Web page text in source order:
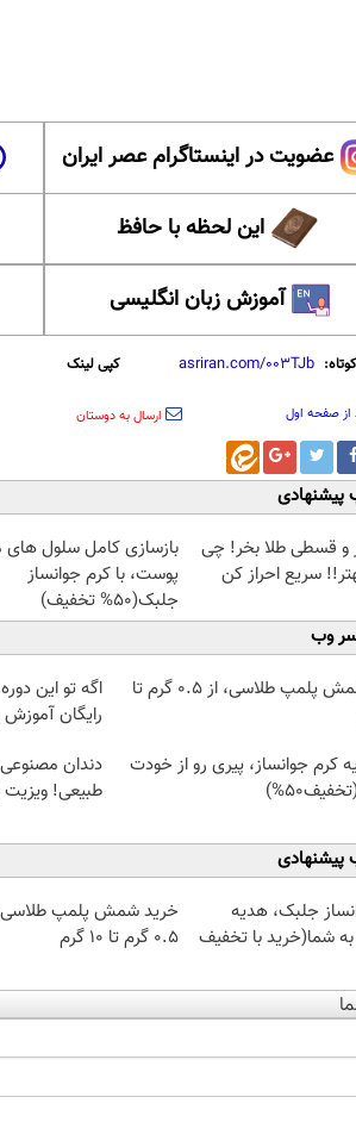
عضویت در اینستاگرام عصر ایران
این لحظه با حافظ
آموزش زبان انگلیسی
کپی لینک
از صفحه اول ارسال به دوستان
پیشنهادی
و قسطی طلا بخر! چی
سریع احراز کن
بازسازی کامل سلول های
پوست، با کرم جوانساز
جلبک(50% تخفیف)
وب
خرید شمش پلمپ طلاسی، از ۰.۵ گرم تا
اگه تو این
رایگان آموزش
کرم جوانساز، پیری رو از خودت
دندان
طبیعی! ویزیت
پیشنهادی
جلبک، هدیه
شما(خرید با تخفیف
خرید شمش پلمپ
۰.۵ گرم تا ۱۰ گرم